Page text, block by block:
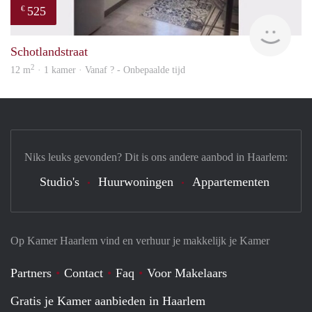
€ 525
Schotlandstraat
12 m2 · 1 kamer · Vanaf ? - Onbepaalde tijd
Op Kamer Haarlem vind en verhuur je makkelijk je Kamer
Partners Contact Faq
Voor Makelaars
Gratis je Kamer aanbieden in Haarlem
Niks leuks gevonden? Dit is ons andere aanbod in Haarlem:
Studio's Huurwoningen Appartementen